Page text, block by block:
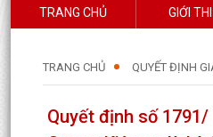
TRANG CHỦ GIỚI
TRANG CHỦ QUYẾT ĐỊNH
Quyết định số